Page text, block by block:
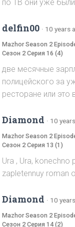
по ТВ они уже были
delfin00 · 10 years
Mazhor Season 2
Сезон 2 Серия 16 (4)
две месячные
полицейского за
ресторане или это
Diamond · 10
Mazhor Season 2
Сезон 2 Серия 13 (1)
Ura , Ura, konechno
zapletennuy roman
Diamond · 10
Mazhor Season 2
Сезон 2 Серия 14 (2)